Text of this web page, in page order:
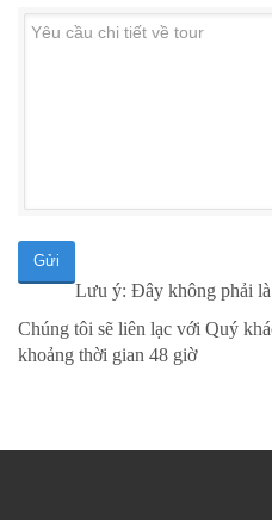
Gửi
Lưu ý: Đây không phải
Chúng tôi sẽ liên lạc với Quý
khoảng thời gian 48 giờ